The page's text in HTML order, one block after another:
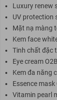
Luxury renew
UV protection
Mặt nạ màng
Kem face
Tinh chất đặc
Eye cream O2B
Kem đa năng
Essence
Vitamin pearl